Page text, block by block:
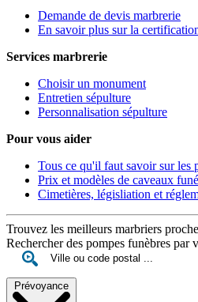
Demande de devis marbrerie
En savoir plus sur la
Services marbrerie
Choisir un monument
Entretien sépulture
Personnalisation sépulture
Pour vous aider
Tous ce qu'il faut savoir sur les
Prix et modèles de caveaux
Cimetières, législiation et
Trouvez les meilleurs marbriers
Rechercher des pompes funèbres par
Prévoyance